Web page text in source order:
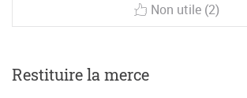
Non utile (2)
Restituire la merce